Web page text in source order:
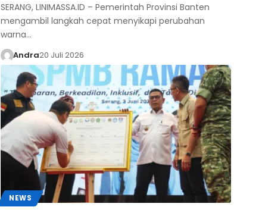
SERANG, LINIMASSA.ID – Pemerintah Provinsi Banten
mengambil langkah cepat menyikapi perubahan
warna…
Andra20 Juli 2026
NEWS